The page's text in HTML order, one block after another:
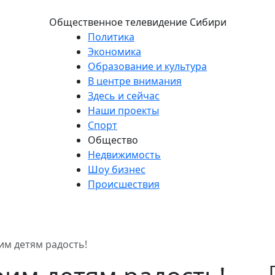
Общественное телевидение Сибири
Политика
Экономика
Образование и культура
В центре внимания
Здесь и сейчас
Наши проекты
Спорт
Общество
Недвижимость
Шоу бизнес
Происшествия
детям радость!